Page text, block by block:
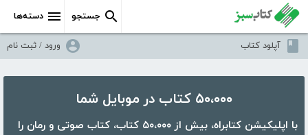
دسته‌ها جستجو
آپلود کتاب ورود / ثبت نام
۵۰،۰۰۰ کتاب در موبایل شما
با اپلیکیشن کتابراه، بیش از ۵۰،۰۰۰ کتاب، کتاب صوتی و رمان را